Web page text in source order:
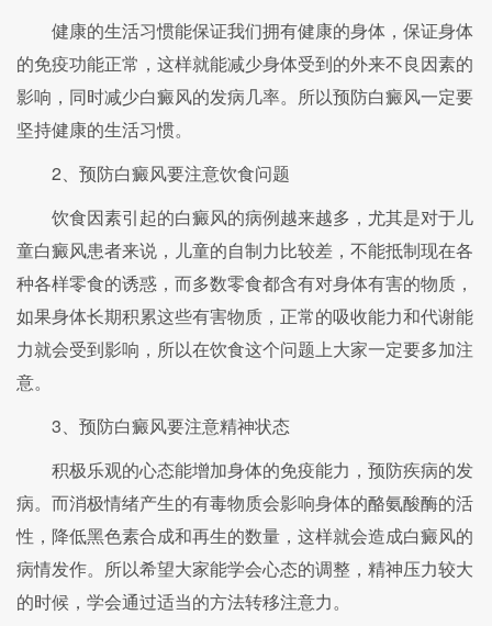
健康的生活习惯能保证我们拥有健康的身体，保证身体
的免疫功能正常，这样就能减少身体受到的外来不良因素的
影响，同时减少白癜风的发病几率。所以预防白癜风一定要
坚持健康的生活习惯。
2、预防白癜风要注意饮食问题
饮食因素引起的白癜风的病例越来越多，尤其是对于儿
童白癜风患者来说，儿童的自制力比较差，不能抵制现在各
种各样零食的诱惑，而多数零食都含有对身体有害的物质，
如果身体长期积累这些有害物质，正常的吸收能力和代谢能
力就会受到影响，所以在饮食这个问题上大家一定要多加注
意。
3、预防白癜风要注意精神状态
积极乐观的心态能增加身体的免疫能力，预防疾病的发
病。而消极情绪产生的有毒物质会影响身体的酪氨酸酶的活
性，降低黑色素合成和再生的数量，这样就会造成白癜风的
病情发作。所以希望大家能学会心态的调整，精神压力较大
的时候，学会通过适当的方法转移注意力。